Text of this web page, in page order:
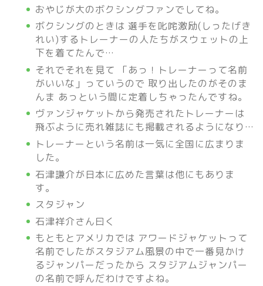
おやじが大のボクシングファンでしてね。
ボクシングのときは 選手を叱咤激励(しったげき
れい)するトレーナーの人たちがスウェットの上
下を着てたんで…
それでそれを見て 「あっ！トレーナーって名前
がいいな」っていうので 取り出したのがそのま
んま あっという間に定着しちゃったんですね。
ヴァンジャケットから発売されたトレーナーは
飛ぶように売れ雑誌にも掲載されるようになり…
トレーナーという名前は一気に全国に広まりま
した。
石津謙介が日本に広めた言葉は他にもありま
す。
スタジャン
石津祥介さん曰く
もともとアメリカでは アワードジャケットって
名前でしたがスタジアム風景の中で一番見かけ
るジャンパーだったから スタジアムジャンパー
の名前で呼んだわけですよね。